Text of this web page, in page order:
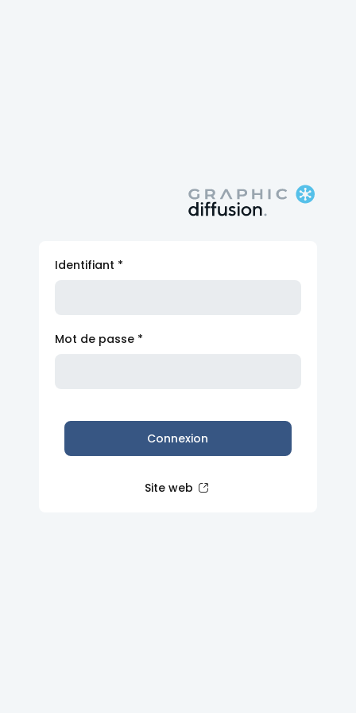
Identifiant *
Mot de passe *
Connexion
Site web